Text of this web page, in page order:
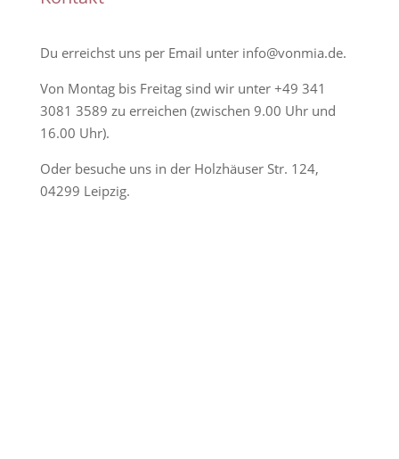
Du erreichst uns per Email unter info@vonmia.de.
Von Montag bis Freitag sind wir unter +49 341
3081 3589 zu erreichen (zwischen 9.00 Uhr und
16.00 Uhr).
Oder besuche uns in der Holzhäuser Str. 124,
04299 Leipzig.